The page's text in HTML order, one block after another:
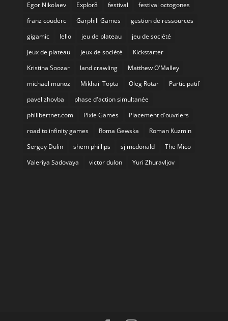
Egor Nikolaev
Explor8 festival
festival octogones
franz couderc
Garphill Games
gestion de ressources
gigamic
Iello jeu de plateau
jeu de société
Jeux de plateau
Jeux de société
Kickstarter
Kristina Soozar
land crawling
Matthew O'Malley
michael munoz
Mikhail Topta Oleg Rotar
Participatif
pavel zhovba
phase d'action simultanée
philibertnet.com
Pixie Games
Placement d'ouvriers
road to infinity games
Roma Gewska
Roman Kuzmin
Sergey Dulin
shem phillips sj mcdonald
The Mico
Valeriya Sadovaya
victor dulon Yuri Zhuravljov